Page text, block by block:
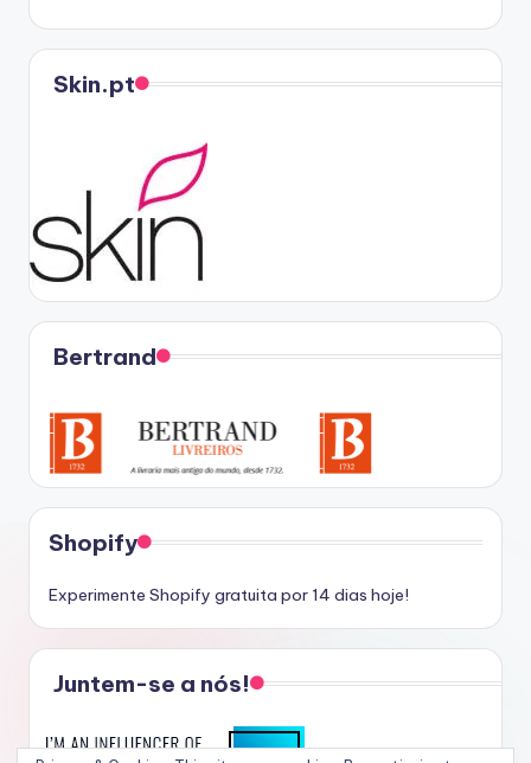
Skin.pt
Bertrand
Shopify
Experimente Shopify gratuita por 14 dias hoje!
Juntem-se a nós!